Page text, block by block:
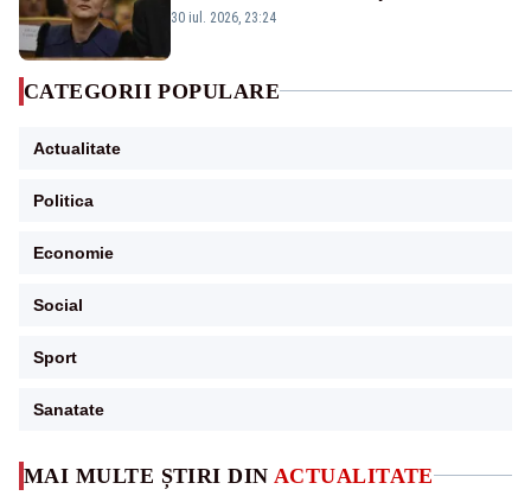
MAI MULTE ȘTIRI DIN ACTUALITATE
guvernează extraordinar de prost”
30 iul. 2026, 23:24
CATEGORII POPULARE
Actualitate
Politica
Economie
Social
Sport
Sanatate